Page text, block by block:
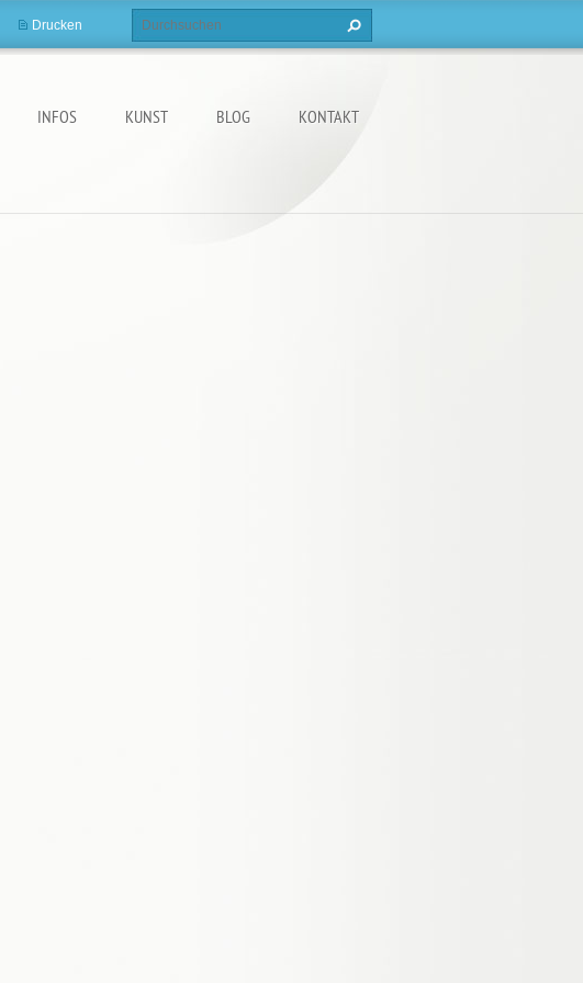
INFOS KUNST BLOG KONTAKT
Drucken